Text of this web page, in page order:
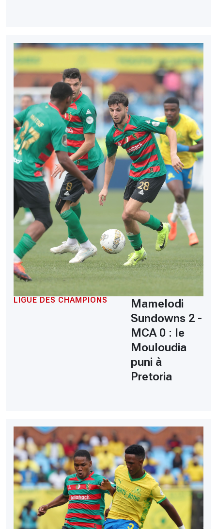
LIGUE DES CHAMPIONS
Mamelodi
Sundowns 2 -
MCA 0 : le
Mouloudia
puni à
Pretoria